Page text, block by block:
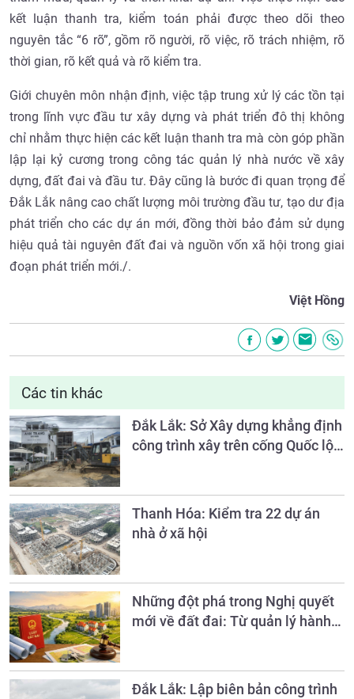
kết luận thanh tra, kiểm toán phải được theo dõi theo
nguyên tắc “6 rõ”, gồm rõ người, rõ việc, rõ trách nhiệm, rõ
thời gian, rõ kết quả và rõ kiểm tra.
Giới chuyên môn nhận định, việc tập trung xử lý các tồn tại
trong lĩnh vực đầu tư xây dựng và phát triển đô thị không
chỉ nhằm thực hiện các kết luận thanh tra mà còn góp phần
lập lại kỷ cương trong công tác quản lý nhà nước về xây
dựng, đất đai và đầu tư. Đây cũng là bước đi quan trọng để
Đắk Lắk nâng cao chất lượng môi trường đầu tư, tạo dư địa
phát triển cho các dự án mới, đồng thời bảo đảm sử dụng
hiệu quả tài nguyên đất đai và nguồn vốn xã hội trong giai
đoạn phát triển mới./.
Việt Hồng
Các tin khác
Đắk Lắk: Sở Xây dựng khẳng định
công trình xây trên cống Quốc lộ
Thanh Hóa: Kiểm tra 22 dự án
nhà ở xã hội
Những đột phá trong Nghị quyết
mới về đất đai: Từ quản lý hành
Đắk Lắk: Lập biên bản công trình